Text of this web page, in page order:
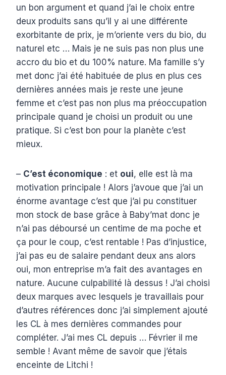
un bon argument et quand j’ai le choix entre
deux produits sans qu’il y ai une différente
exorbitante de prix, je m’oriente vers du bio, du
naturel etc … Mais je ne suis pas non plus une
accro du bio et du 100% nature. Ma famille s’y
met donc j’ai été habituée de plus en plus ces
dernières années mais je reste une jeune
femme et c’est pas non plus ma préoccupation
principale quand je choisi un produit ou une
pratique. Si c’est bon pour la planète c’est
mieux.
– C’est économique : et oui, elle est là ma
motivation principale ! Alors j’avoue que j’ai un
énorme avantage c’est que j’ai pu constituer
mon stock de base grâce à Baby’mat donc je
n’ai pas déboursé un centime de ma poche et
ça pour le coup, c’est rentable ! Pas d’injustice,
j’ai pas eu de salaire pendant deux ans alors
oui, mon entreprise m’a fait des avantages en
nature. Aucune culpabilité là dessus ! J’ai choisi
deux marques avec lesquels je travaillais pour
d’autres références donc j’ai simplement ajouté
les CL à mes dernières commandes pour
compléter. J’ai mes CL depuis … Février il me
semble ! Avant même de savoir que j’étais
enceinte de Litchi !